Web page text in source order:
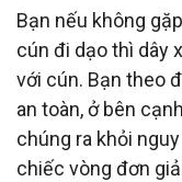
Bạn nếu không
cún đi dạo thì dây
với cún. Bạn theo
an toàn, ở bên
chúng ra khỏi
chiếc vòng đơn